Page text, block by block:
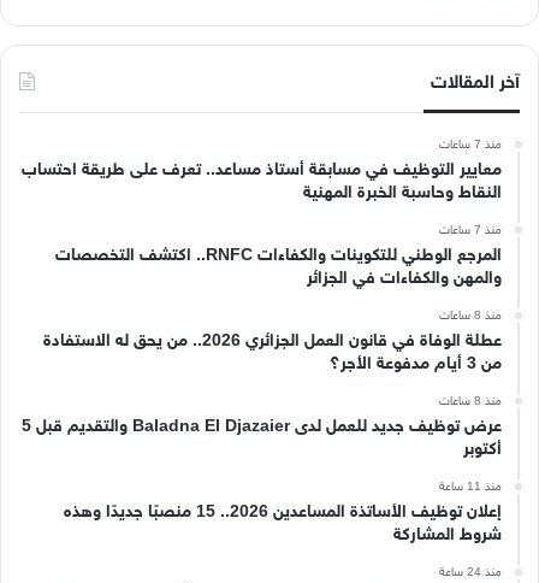
آخر المقالات
منذ 7 ساعات
معايير التوظيف في مسابقة أستاذ مساعد.. تعرف على طريقة احتساب
النقاط وحاسبة الخبرة المهنية
منذ 7 ساعات
المرجع الوطني للتكوينات والكفاءات RNFC.. اكتشف التخصصات
والمهن والكفاءات في الجزائر
منذ 8 ساعات
عطلة الوفاة في قانون العمل الجزائري 2026.. من يحق له الاستفادة
من 3 أيام مدفوعة الأجر؟
منذ 8 ساعات
عرض توظيف جديد للعمل لدى Baladna El Djazaier والتقديم قبل 5
أكتوبر
منذ 11 ساعة
إعلان توظيف الأساتذة المساعدين 2026.. 15 منصبًا جديدًا وهذه
شروط المشاركة
منذ 24 ساعة